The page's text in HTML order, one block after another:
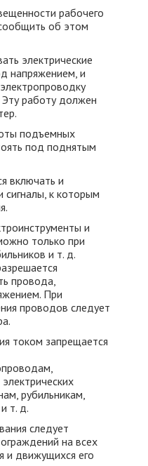
рабочего
об этом
электрические
напряжением, и
работу должен
подъемных
под поднятым
включать и
к которым
и
только при
и т. д.
провода,
При
проводов следует
током запрещается
рубильникам,
т. д.
следует
на всех
движущихся его